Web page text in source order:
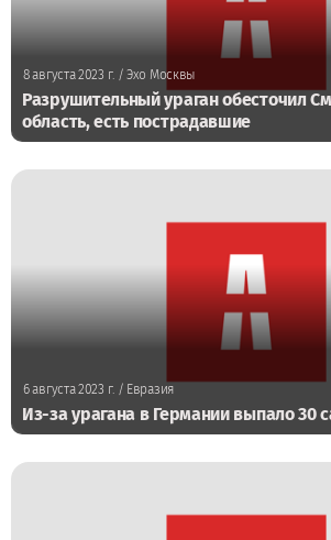
8 августа 2023 г./ Эхо Москвы
Разрушительный ураган обесточил
область, есть пострадавшие
6 августа 2023 г./ Евразия
Из-за урагана в Германии выпало 30